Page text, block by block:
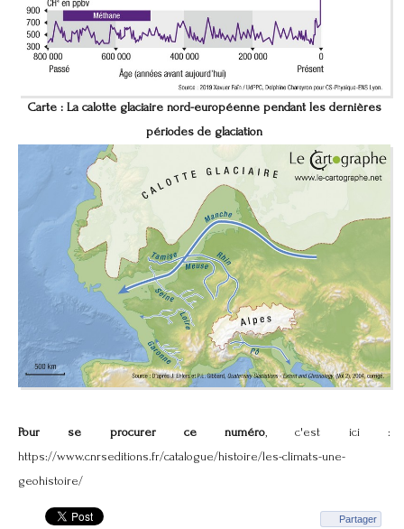
Carte : La calotte glaciaire nord-européenne pendant les dernières
périodes de glaciation
Pour se procurer ce numéro, c'est ici :
https://www.cnrseditions.fr/catalogue/histoire/les-climats-une-
geohistoire/
Partager